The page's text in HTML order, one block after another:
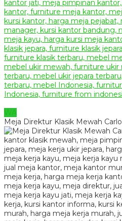
WA
Meja Direktur Klasik Mewah Carlo